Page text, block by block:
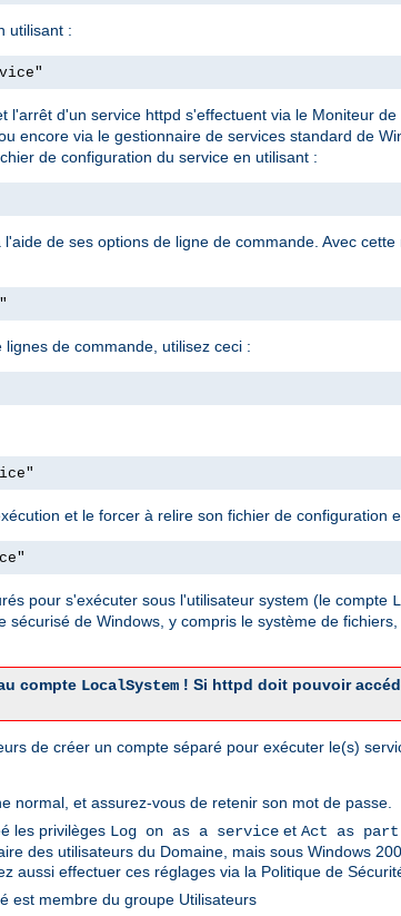
utilisant :
l'arrêt d'un service httpd s'effectuent via le Moniteur
ou encore via le gestionnaire de services standard de
de configuration du service en utilisant :
de ses options de ligne de commande. Avec
de commande, utilisez ceci :
et le forcer à relire son fichier de configuration
pour s'exécuter sous l'utilisateur system (le compte
de Windows, y compris le système de
compte LocalSystem ! Si httpd doit pouvoir
de créer un compte séparé pour exécuter le(s)
normal, et assurez-vous de retenir son mot de passe.
les privilèges Log on as a service et Act as
des utilisateurs du Domaine, mais sous Windows
aussi effectuer ces réglages via la Politique de
est membre du groupe Utilisateurs